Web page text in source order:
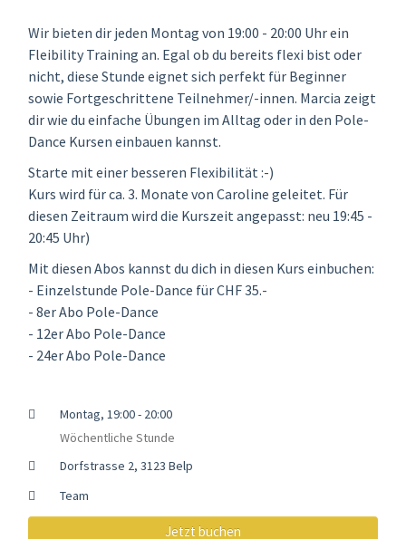
Wir bieten dir jeden Montag von 19:00 - 20:00 Uhr ein
Fleibility Training an. Egal ob du bereits flexi bist oder
nicht, diese Stunde eignet sich perfekt für Beginner
sowie Fortgeschrittene Teilnehmer/-innen. Marcia zeigt
dir wie du einfache Übungen im Alltag oder in den Pole-
Dance Kursen einbauen kannst.
Starte mit einer besseren Flexibilität :-)
Kurs wird für ca. 3. Monate von Caroline geleitet. Für
diesen Zeitraum wird die Kurszeit angepasst: neu 19:45 -
20:45 Uhr)
Mit diesen Abos kannst du dich in diesen Kurs einbuchen:
- Einzelstunde Pole-Dance für CHF 35.-
- 8er Abo Pole-Dance
- 12er Abo Pole-Dance
- 24er Abo Pole-Dance
Montag, 19:00 - 20:00
Wöchentliche Stunde
Dorfstrasse 2, 3123 Belp
Team
Jetzt buchen